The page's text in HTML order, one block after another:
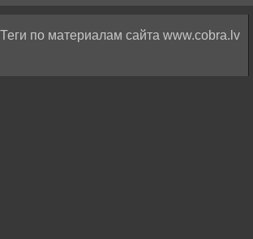
Теги по материалам сайта www.cobra.lv